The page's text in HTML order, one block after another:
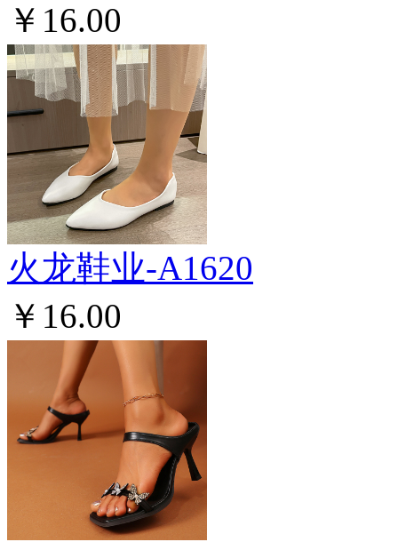
￥16.00
火龙鞋业-A1620
￥16.00